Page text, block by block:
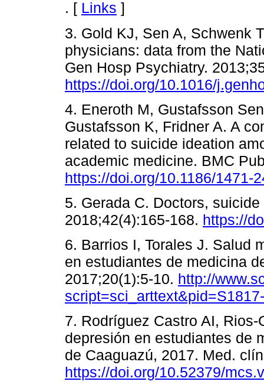
. [ Links ]
3. Gold KJ, Sen A, Schwenk
physicians: data from the
Gen Hosp Psychiatry.
https://doi.org/10.1016/
4. Eneroth M, Gustafsson
Gustafsson K, Fridner A. A
related to suicide ideation
academic medicine. BMC
https://doi.org/10.1186/1471-
5. Gerada C. Doctors,
2018;42(4):165-168. https://
6. Barrios I, Torales J. Salud
en estudiantes de medicina
2017;20(1):5-10. http://
7. Rodríguez Castro AI,
depresión en estudiantes de
de Caaguazú, 2017. Med.
https://doi.org/10.52379/